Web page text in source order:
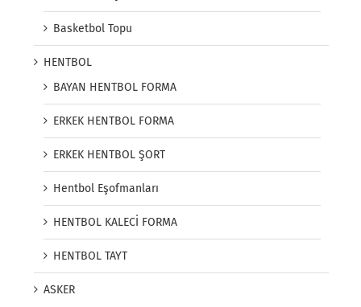
Basketbol Topu
HENTBOL
BAYAN HENTBOL FORMA
ERKEK HENTBOL FORMA
ERKEK HENTBOL ŞORT
Hentbol Eşofmanları
HENTBOL KALECİ FORMA
HENTBOL TAYT
ASKER